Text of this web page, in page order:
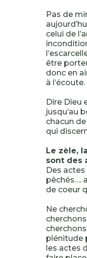
Pas de
celui de
être
donc en
à l’écoute.
Dire Dieu
jusqu’au
chacun
qui
Le zèle,
sont des
Des
pêchés….
de coeur
Ne
plénitude
les actes